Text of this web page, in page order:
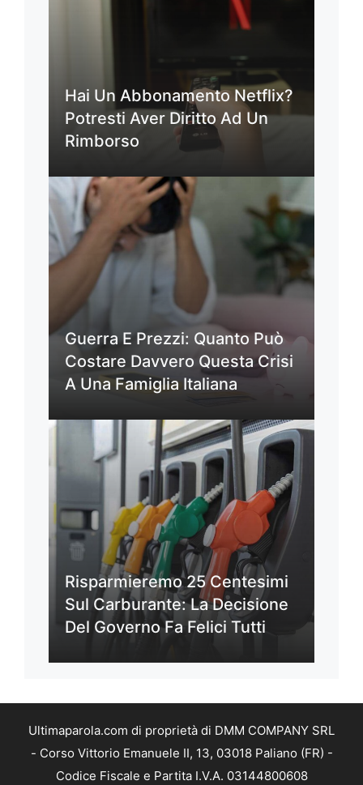
Hai Un Abbonamento Netflix?
Potresti Aver Diritto Ad Un
Rimborso
Guerra E Prezzi: Quanto Può
Costare Davvero Questa Crisi
A Una Famiglia Italiana
Risparmieremo 25 Centesimi
Sul Carburante: La Decisione
Del Governo Fa Felici Tutti
Ultimaparola.com di proprietà di DMM COMPANY SRL
- Corso Vittorio Emanuele II, 13, 03018 Paliano (FR) -
Codice Fiscale e Partita I.V.A. 03144800608